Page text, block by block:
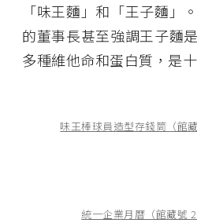
「味王麵」和「王子麵」
的董事長甚至強調王子麵
多種維他命和蛋白質，是
味王棒球員造型存錢筒（館
統一企業月曆（館藏號